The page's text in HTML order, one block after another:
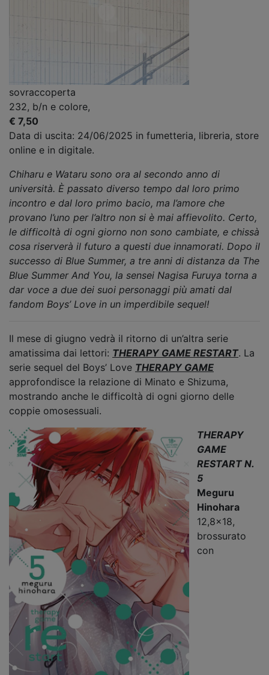
sovraccoperta
232, b/n e colore,
€ 7,50
Data di uscita: 24/06/2025 in fumetteria, libreria, store
online e in digitale.
Chiharu e Wataru sono ora al secondo anno di
università. È passato diverso tempo dal loro primo
incontro e dal loro primo bacio, ma l’amore che
provano l’uno per l’altro non si è mai affievolito. Certo,
le difficoltà di ogni giorno non sono cambiate, e chissà
cosa riserverà il futuro a questi due innamorati. Dopo il
successo di Blue Summer, a tre anni di distanza da The
Blue Summer And You, la sensei Nagisa Furuya torna a
dar voce a due dei suoi personaggi più amati dal
fandom Boys’ Love in un imperdibile sequel!
Il mese di giugno vedrà il ritorno di un’altra serie
amatissima dai lettori: THERAPY GAME RESTART. La
serie sequel del Boys’ Love THERAPY GAME
approfondisce la relazione di Minato e Shizuma,
mostrando anche le difficoltà di ogni giorno delle
coppie omosessuali.
THERAPY
GAME
RESTART N.
5
Meguru
Hinohara
12,8x18,
brossurato
con